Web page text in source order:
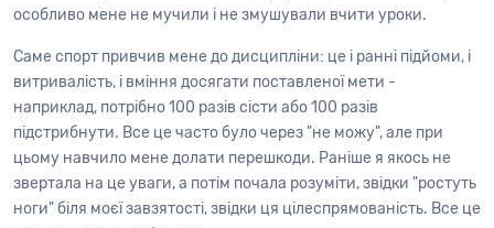
особливо мене не мучили і не змушували вчити уроки.
Саме спорт привчив мене до дисципліни: це і ранні підйоми, і
витривалість, і вміння досягати поставленої мети -
наприклад, потрібно 100 разів сісти або 100 разів
підстрибнути. Все це часто було через "не можу", але при
цьому навчило мене долати перешкоди. Раніше я якось не
звертала на це уваги, а потім почала розуміти, звідки "ростуть
ноги" біля моєї завзятості, звідки ця цілеспрямованість. Все це